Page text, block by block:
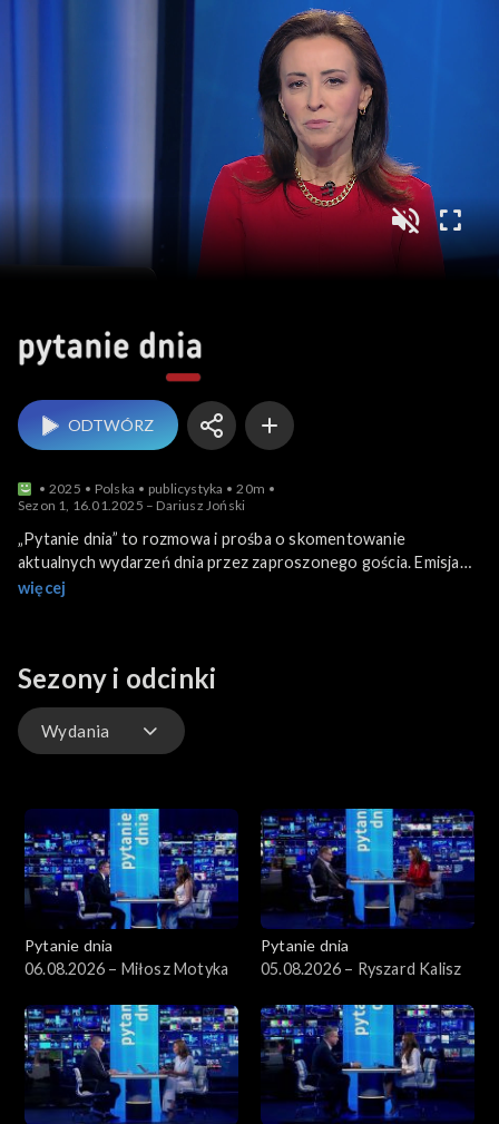
Pytanie dnia
ODTWÓRZ
2025 Polska publicystyka
20m
Sezon 1, 16.01.2025 – Dariusz Joński
„Pytanie dnia” to rozmowa i prośba o skomentowanie
aktualnych wydarzeń dnia przez zaproszonego gościa. Emisja
bezpośrednio po głównym wydaniu programu informacyjnego
więcej
Sezony i odcinki
Wydania
Pytanie dnia
06.08.2026 – Miłosz Motyka
Pytanie dnia
05.08.2026 – Ryszard Kalisz